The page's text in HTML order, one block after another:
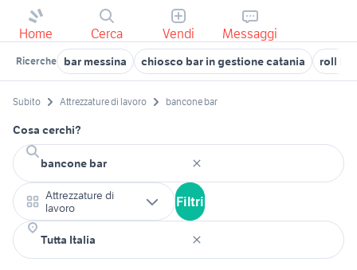
Home Cerca Vendi Messaggi
Ricerche bar messina chiosco bar in gestione catania roll
Subito Attrezzature di lavoro bancone bar
Cosa cerchi?
Attrezzature di
lavoro
Filtri